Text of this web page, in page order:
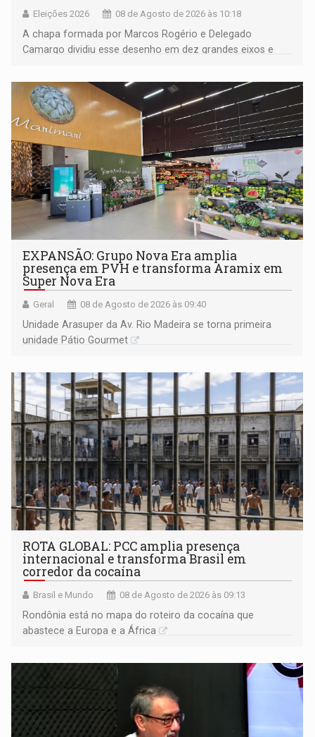
Eleições 2026 08 de Agosto de 2026 às 10:18
A chapa formada por Marcos Rogério e Delegado
Camargo dividiu esse desenho em dez grandes eixos e
EXPANSÃO: Grupo Nova Era amplia
presença em PVH e transforma Aramix em
Super Nova Era
Geral 08 de Agosto de 2026 às 09:40
Unidade Arasuper da Av. Rio Madeira se torna primeira
unidade Pátio Gourmet
ROTA GLOBAL: PCC amplia presença
internacional e transforma Brasil em
corredor da cocaína
Brasil e Mundo 08 de Agosto de 2026 às 09:13
Rondônia está no mapa do roteiro da cocaína que
abastece a Europa e a África